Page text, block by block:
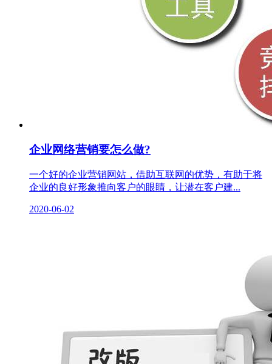
企业网络营销要怎么做?
一个好的企业营销网站，借助互联网的优势，有助于将
企业的良好形象推向客户的眼睛，让潜在客户建...
2020-06-02